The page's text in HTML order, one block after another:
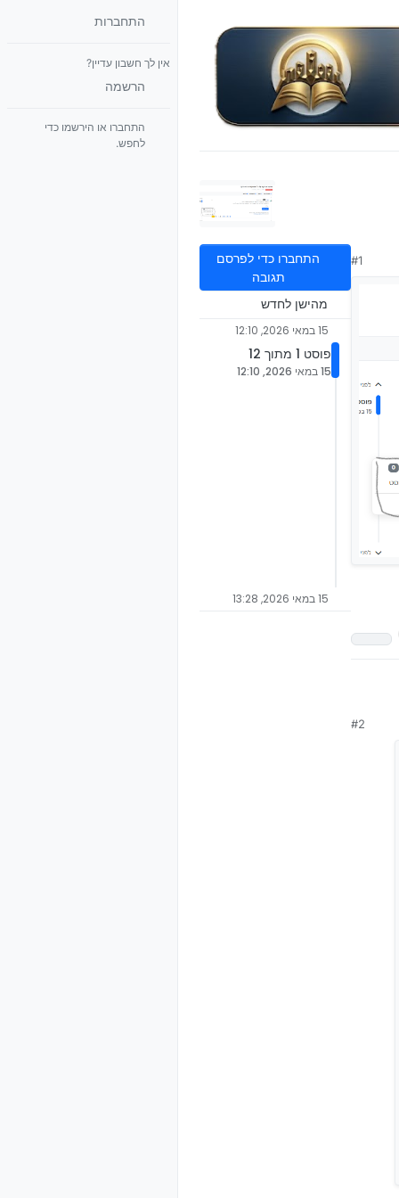
#1
#2
התחברו כדי לפרסם
תגובה
מהישן לחדש
15 במאי 2026, 12:10
פוסט 1 מתוך 12
15 במאי 2026, 12:10
15 במאי 2026, 13:28
התחברות
אין לך חשבון עדיין?
הרשמה
התחברו או הירשמו כדי
לחפש.